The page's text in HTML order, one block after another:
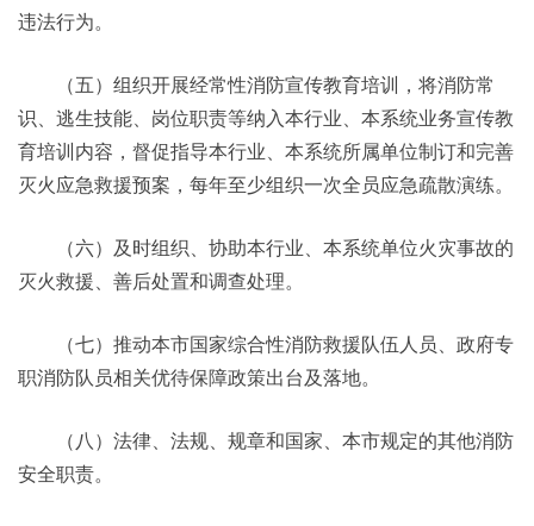
违法行为。
（五）组织开展经常性消防宣传教育培训，将消防常
识、逃生技能、岗位职责等纳入本行业、本系统业务宣传教
育培训内容，督促指导本行业、本系统所属单位制订和完善
灭火应急救援预案，每年至少组织一次全员应急疏散演练。
（六）及时组织、协助本行业、本系统单位火灾事故的
灭火救援、善后处置和调查处理。
（七）推动本市国家综合性消防救援队伍人员、政府专
职消防队员相关优待保障政策出台及落地。
（八）法律、法规、规章和国家、本市规定的其他消防
安全职责。